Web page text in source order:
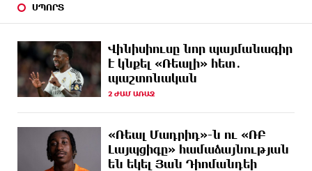
ՄԵԿ ԺԱՄ
Կաթողիկոսին
2 ԺԱՄ
ԱՌԱՋ
Ավտովթար՝ Կոտայքի մարզում. Զովունի-Եղվարդ
ճանապարհին բախվել են «Alfa Romeo»-ն
Արժևորվում է Շիրակի երգիծական
բանահյուսությունը
ՍՊՈՐՏ
Վինիսիուսը նոր պայմանագիր
է կնքել «Ռեալի» հետ․
պաշտոնական
2 ԺԱՄ ԱՌԱՋ
«Ռեալ Մադրիդ»-ն ու «ՌԲ
Լայպցիգը» համաձայնության
են եկել Յան Դիոմանդեի